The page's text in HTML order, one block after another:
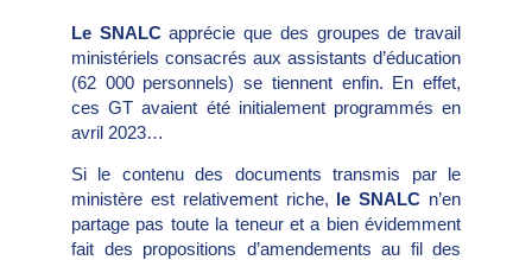
Le SNALCapprécie que des groupes de travail
ministériels consacrés aux assistants d’éducation
(62 000 personnels) se tiennent enfin. En effet,
ces GT avaient été initialement programmés en
avril 2023…
Si le contenu des documents transmis par le
ministère est relativement riche, le SNALC n’en
partage pas toute la teneur et a bien évidemment
fait des propositions d’amendements au fil des